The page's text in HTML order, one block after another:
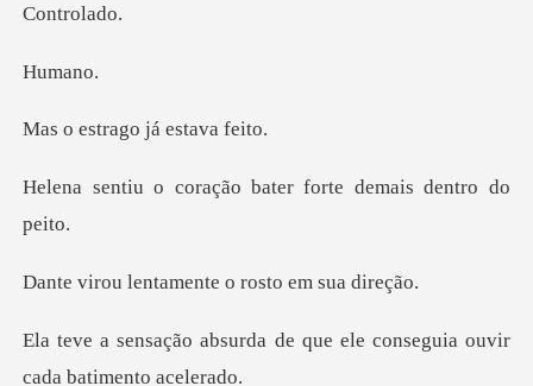
tro
ma
ago já est
ação bater forte de
tamente o rosto
a de que ele conseguia ouv